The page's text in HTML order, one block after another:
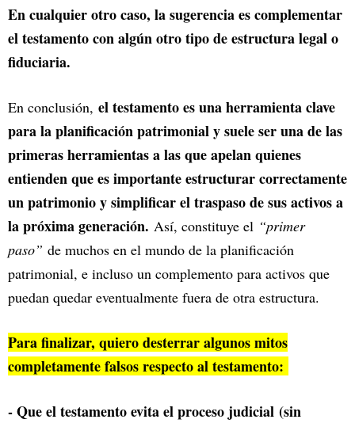
En cualquier otro caso, la sugerencia es complementar
el testamento con algún otro tipo de estructura legal o
fiduciaria.
En conclusión, el testamento es una herramienta clave
para la planificación patrimonial y suele ser una de las
primeras herramientas a las que apelan quienes
entienden que es importante estructurar correctamente
un patrimonio y simplificar el traspaso de sus activos a
la próxima generación. Así, constituye el “primer
paso” de muchos en el mundo de la planificación
patrimonial, e incluso un complemento para activos que
puedan quedar eventualmente fuera de otra estructura.
Para finalizar, quiero desterrar algunos mitos
completamente falsos respecto al testamento:
- Que el testamento evita el proceso judicial (sin